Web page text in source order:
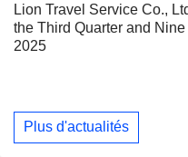
Lion Travel Service Co.,
the Third Quarter and
2025
Plus d'actualités